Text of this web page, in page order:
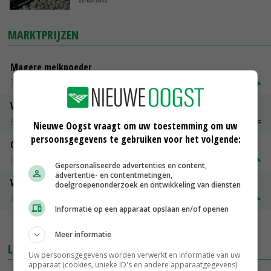
MARKTPRIJZEN
Magere melkpoeder
Zuivel NL
Vleeskuikens 2001-2600 gr
Barneveld
€ 1,09~ € 1,11
Gerst
Groningen
€ 197,00
Volle melkpoeder
Zuivel NL
LAATSTE NIEUWS
Nieuwe Oogst vraagt om uw toestemming om uw
persoonsgegevens te gebruiken voor het volgende:
Gepersonaliseerde advertenties en content,
advertentie- en contentmetingen,
doelgroepenonderzoek en ontwikkeling van diensten
Informatie op een apparaat opslaan en/of openen
Meer informatie
Uw persoonsgegevens worden verwerkt en informatie van uw
apparaat (cookies, unieke ID's en andere apparaatgegevens)